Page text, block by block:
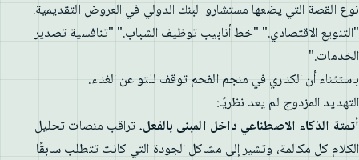
نوع القصة التي يضعها مستشارو البنك الدولي في العروض التقديمية.
"التنويع الاقتصادي." "خط أنابيب توظيف الشباب." "تنافسية تصدير
الخدمات."
باستثناء أن الكناري في منجم الفحم توقف للتو عن الغناء.
التهديد المزدوج لم يعد نظريًا:
أتمتة الذكاء الاصطناعي داخل المبنى بالفعل.تراقب منصات تحليل
الكلام كل مكالمة، وتشير إلى مشاكل الجودة التي كانت تتطلب سابقًا